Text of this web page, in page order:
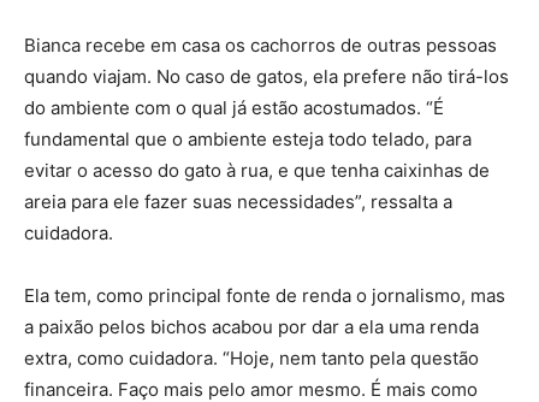
Bianca recebe em casa os cachorros de outras pessoas
quando viajam. No caso de gatos, ela prefere não tirá-los
do ambiente com o qual já estão acostumados. “É
fundamental que o ambiente esteja todo telado, para
evitar o acesso do gato à rua, e que tenha caixinhas de
areia para ele fazer suas necessidades”, ressalta a
cuidadora.
Ela tem, como principal fonte de renda o jornalismo, mas
a paixão pelos bichos acabou por dar a ela uma renda
extra, como cuidadora. “Hoje, nem tanto pela questão
financeira. Faço mais pelo amor mesmo. É mais como